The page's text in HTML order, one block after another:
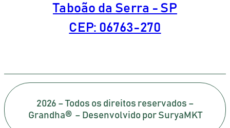
Taboão da Serra - SP
CEP: 06763-270
2026 – Todos os direitos reservados –
Grandha® – Desenvolvido por SuryaMKT